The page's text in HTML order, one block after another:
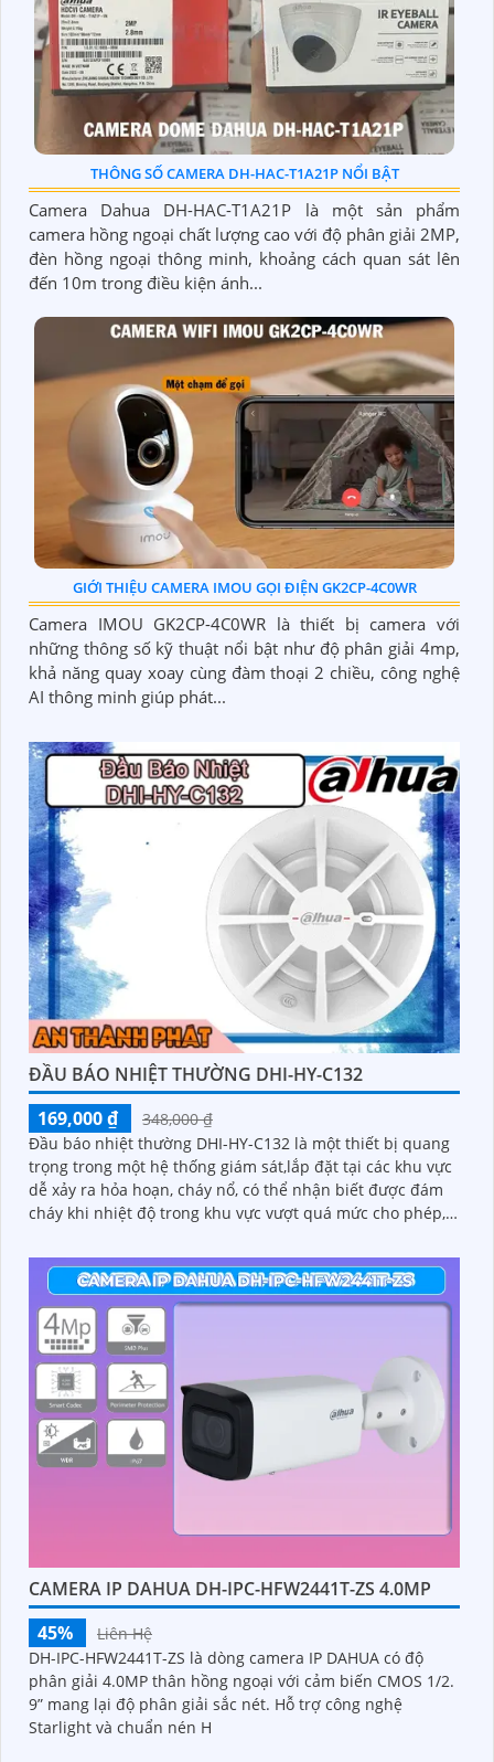
THÔNG SỐ CAMERA DH-HAC-T1A21P NỔI BẬT
Camera Dahua DH-HAC-T1A21P là một sản phẩm
camera hồng ngoại chất lượng cao với độ phân giải 2MP,
đèn hồng ngoại thông minh, khoảng cách quan sát lên
đến 10m trong điều kiện ánh...
GIỚI THIỆU CAMERA IMOU GỌI ĐIỆN GK2CP-4C0WR
Camera IMOU GK2CP-4C0WR là thiết bị camera với
những thông số kỹ thuật nổi bật như độ phân giải 4mp,
khả năng quay xoay cùng đàm thoại 2 chiều, công nghệ
AI thông minh giúp phát...
ĐẦU BÁO NHIỆT THƯỜNG DHI-HY-C132
169,000 ₫
348,000 ₫
Đầu báo nhiệt thường DHI-HY-C132 là một thiết bị quang
trọng trong một hệ thống giám sát,lắp đặt tại các khu vực
dễ xảy ra hỏa hoạn, cháy nổ, có thể nhận biết được đám
cháy khi nhiệt độ trong khu vực vượt quá mức cho phép,
CAMERA IP DAHUA DH-IPC-HFW2441T-ZS 4.0MP
45%
Liên Hệ
DH-IPC-HFW2441T-ZS là dòng camera IP DAHUA có độ
phân giải 4.0MP thân hồng ngoại với cảm biến CMOS 1/2.
9” mang lại độ phân giải sắc nét. Hỗ trợ công nghệ
Starlight và chuẩn nén H